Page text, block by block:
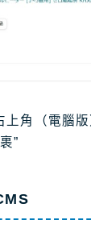
角（電腦版
”